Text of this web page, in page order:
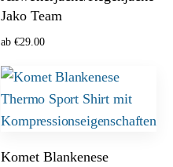
Jako Team
ab€29.00
Optionen wählen
Komet Blankenese